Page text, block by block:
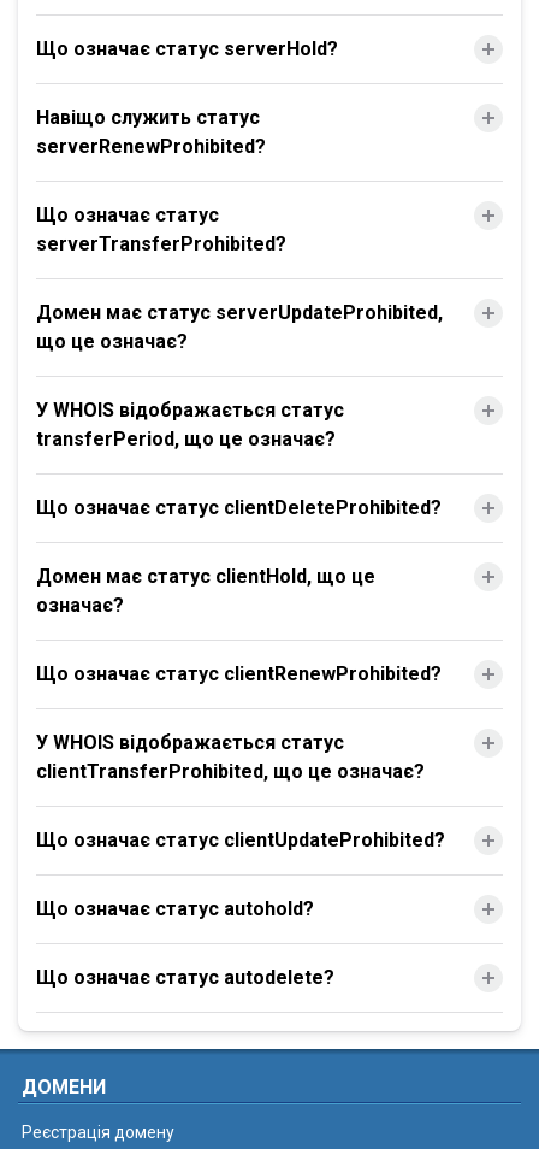
Що означає статус serverHold?
Навіщо служить статус
serverRenewProhibited?
Що означає статус
serverTransferProhibited?
Домен має статус serverUpdateProhibited,
що це означає?
У WHOIS відображається статус
transferPeriod, що це означає?
Що означає статус clientDeleteProhibited?
Домен має статус clientHold, що це
означає?
Що означає статус clientRenewProhibited?
У WHOIS відображається статус
clientTransferProhibited, що це означає?
Що означає статус clientUpdateProhibited?
Що означає статус autohold?
Що означає статус autodelete?
ДОМЕНИ
Реєстрація домену